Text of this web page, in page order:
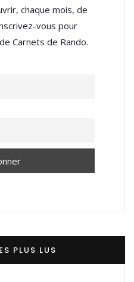
chaque mois, de
vous pour
Carnets de Rando.
PLUS LUS